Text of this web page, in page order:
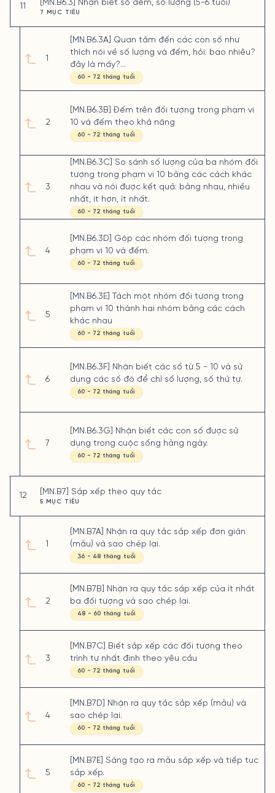
11 [MN.B6.3] Nhận biết số đếm, số lượng (5-6 tuổi)
7 MỤC TIÊU
1
2
3
4
5
6
7
[MN.B6.3A] Quan tâm đến các con số như
thích nói về số lượng và đếm, hỏi: bao nhiêu?
đây là mấy?...
60 - 72 tháng tuổi
[MN.B6.3B] Đếm trên đối tượng trong phạm vi
10 và đếm theo khả năng
60 - 72 tháng tuổi
[MN.B6.3C] So sánh số lượng của ba nhóm đối
tượng trong phạm vi 10 bằng các cách khác
nhau và nói được kết quả: bằng nhau, nhiều
nhất, ít hơn, ít nhất.
60 - 72 tháng tuổi
[MN.B6.3D] Gộp các nhóm đối tượng trong
phạm vi 10 và đếm.
60 - 72 tháng tuổi
[MN.B6.3E] Tách một nhóm đối tượng trong
phạm vi 10 thành hai nhóm bằng các cách
khác nhau
60 - 72 tháng tuổi
[MN.B6.3F] Nhận biết các số từ 5 - 10 và sử
dụng các số đó để chỉ số lượng, số thứ tự.
60 - 72 tháng tuổi
[MN.B6.3G] Nhận biết các con số được sử
dụng trong cuộc sống hàng ngày.
60 - 72 tháng tuổi
12 [MN.B7] Sắp xếp theo quy tắc
5 MỤC TIÊU
1
2
3
4
5
[MN.B7A] Nhận ra quy tắc sắp xếp đơn giản
(mẫu) và sao chép lại.
36 - 48 tháng tuổi
[MN.B7B] Nhận ra quy tắc sắp xếp của ít nhất
ba đối tượng và sao chép lại.
48 - 60 tháng tuổi
[MN.B7C] Biết sắp xếp các đối tượng theo
trình tự nhất định theo yêu cầu
60 - 72 tháng tuổi
[MN.B7D] Nhận ra quy tắc sắp xếp (mẫu) và
sao chép lại.
60 - 72 tháng tuổi
[MN.B7E] Sáng tạo ra mẫu sắp xếp và tiếp tục
sắp xếp.
60 - 72 tháng tuổi